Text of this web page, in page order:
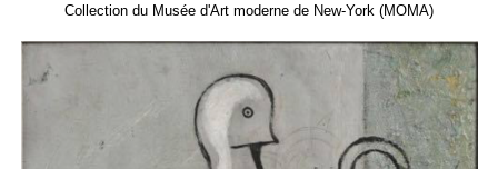
Collection du Musée d'Art moderne de New-York (MOMA)